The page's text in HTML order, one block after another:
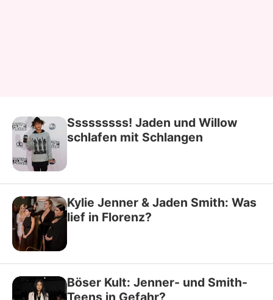
Sssssssss! Jaden und Willow
schlafen mit Schlangen
Kylie Jenner & Jaden Smith: Was
lief in Florenz?
Böser Kult: Jenner- und Smith-
Teens in Gefahr?